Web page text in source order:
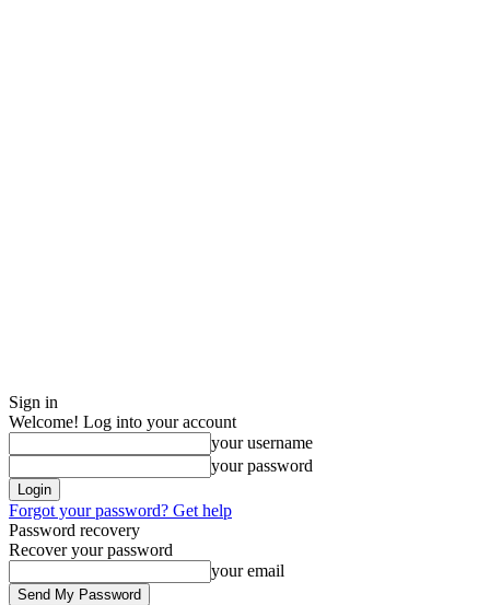
Sign in
Welcome! Log into your account
your username
your password
Forgot your password? Get help
Password recovery
Recover your password
your email